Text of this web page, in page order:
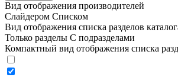
Вид отображения производителей
Слайдером Списком
Вид отображения списка разделов
Только разделы С подразделами
Компактный вид отображения списка